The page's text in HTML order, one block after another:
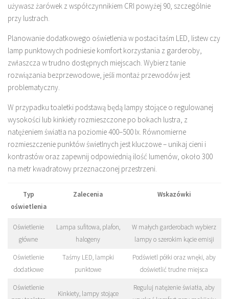
używasz żarówek z współczynnikiem CRI powyżej 90, szczególnie
przy lustrach.
Planowanie dodatkowego oświetlenia w postaci taśm LED, listew czy
lamp punktowych podniesie komfort korzystania z garderoby,
zwłaszcza w trudno dostępnych miejscach. Wybierz tanie
rozwiązania bezprzewodowe, jeśli montaż przewodów jest
problematyczny.
W przypadku toaletki podstawą będą lampy stojące o regulowanej
wysokości lub kinkiety rozmieszczone po bokach lustra, z
natężeniem światła na poziomie 400–500 lx. Równomierne
rozmieszczenie punktów świetlnych jest kluczowe – unikaj cieni i
kontrastów oraz zapewnij odpowiednią ilość lumenów, około 300
na metr kwadratowy przeznaczonej przestrzeni.
Typ
oświetlenia
Zalecenia Wskazówki
Oświetlenie
główne
Lampa sufitowa, plafon,
halogeny
W małych garderobach wybierz
lampy o szerokim kącie emisji
Oświetlenie
dodatkowe
Taśmy LED, lampki
punktowe
Podświetl półki oraz wnęki, aby
doświetlić trudne miejsca
Oświetlenie
Kinkiety, lampy stojące
Reguluj natężenie światła, aby